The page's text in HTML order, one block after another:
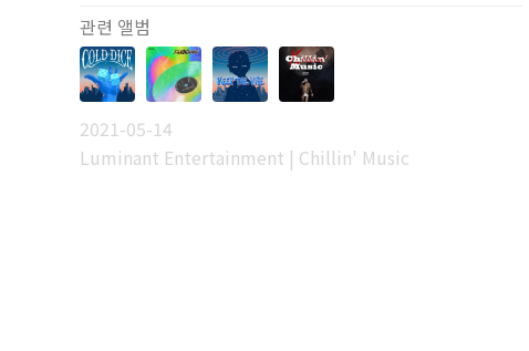
관련 앨범
2021-05-14
Luminant Entertainment | Chillin' Music